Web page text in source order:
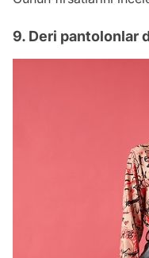
9. Deri pantolonlar